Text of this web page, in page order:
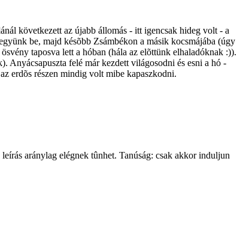
következett az újabb állomás - itt igencsak hideg volt - a
be, majd késõbb Zsámbékon a másik kocsmájába (úgy
taposva lett a hóban (hála az elõttünk elhaladóknak :)).
felé már kezdett világosodni és esni a hó -
erdõs részen mindig volt mibe kapaszkodni.
aránylag elégnek tûnhet. Tanúság: csak akkor induljun